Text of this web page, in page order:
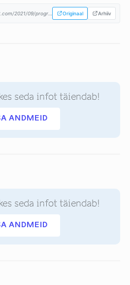
Originaal Arhiiv
seda infot täiendab!
ANDMEID
seda infot täiendab!
ANDMEID